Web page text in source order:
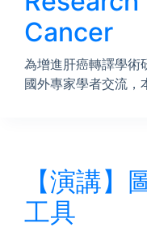
Cancer
為增進肝癌轉譯學術
國外專家學者交流
【演講】
工具